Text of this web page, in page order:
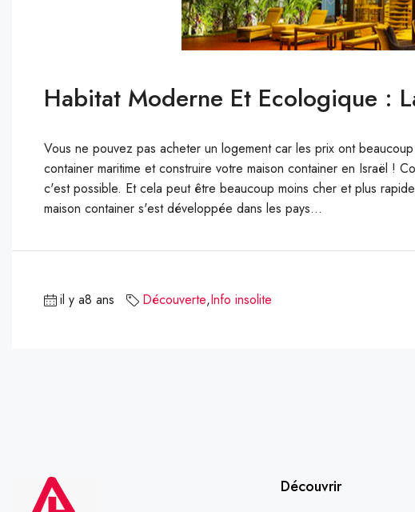
Habitat Moderne Et Ecologique :
Vous ne pouvez pas acheter un logement car les prix ont
container maritime et construire votre maison container en Israël !
c'est possible. Et cela peut être beaucoup moins cher et plus
maison container s'est développée dans les pays...
il y a8 ans Découverte,Info insolite
Découvrir